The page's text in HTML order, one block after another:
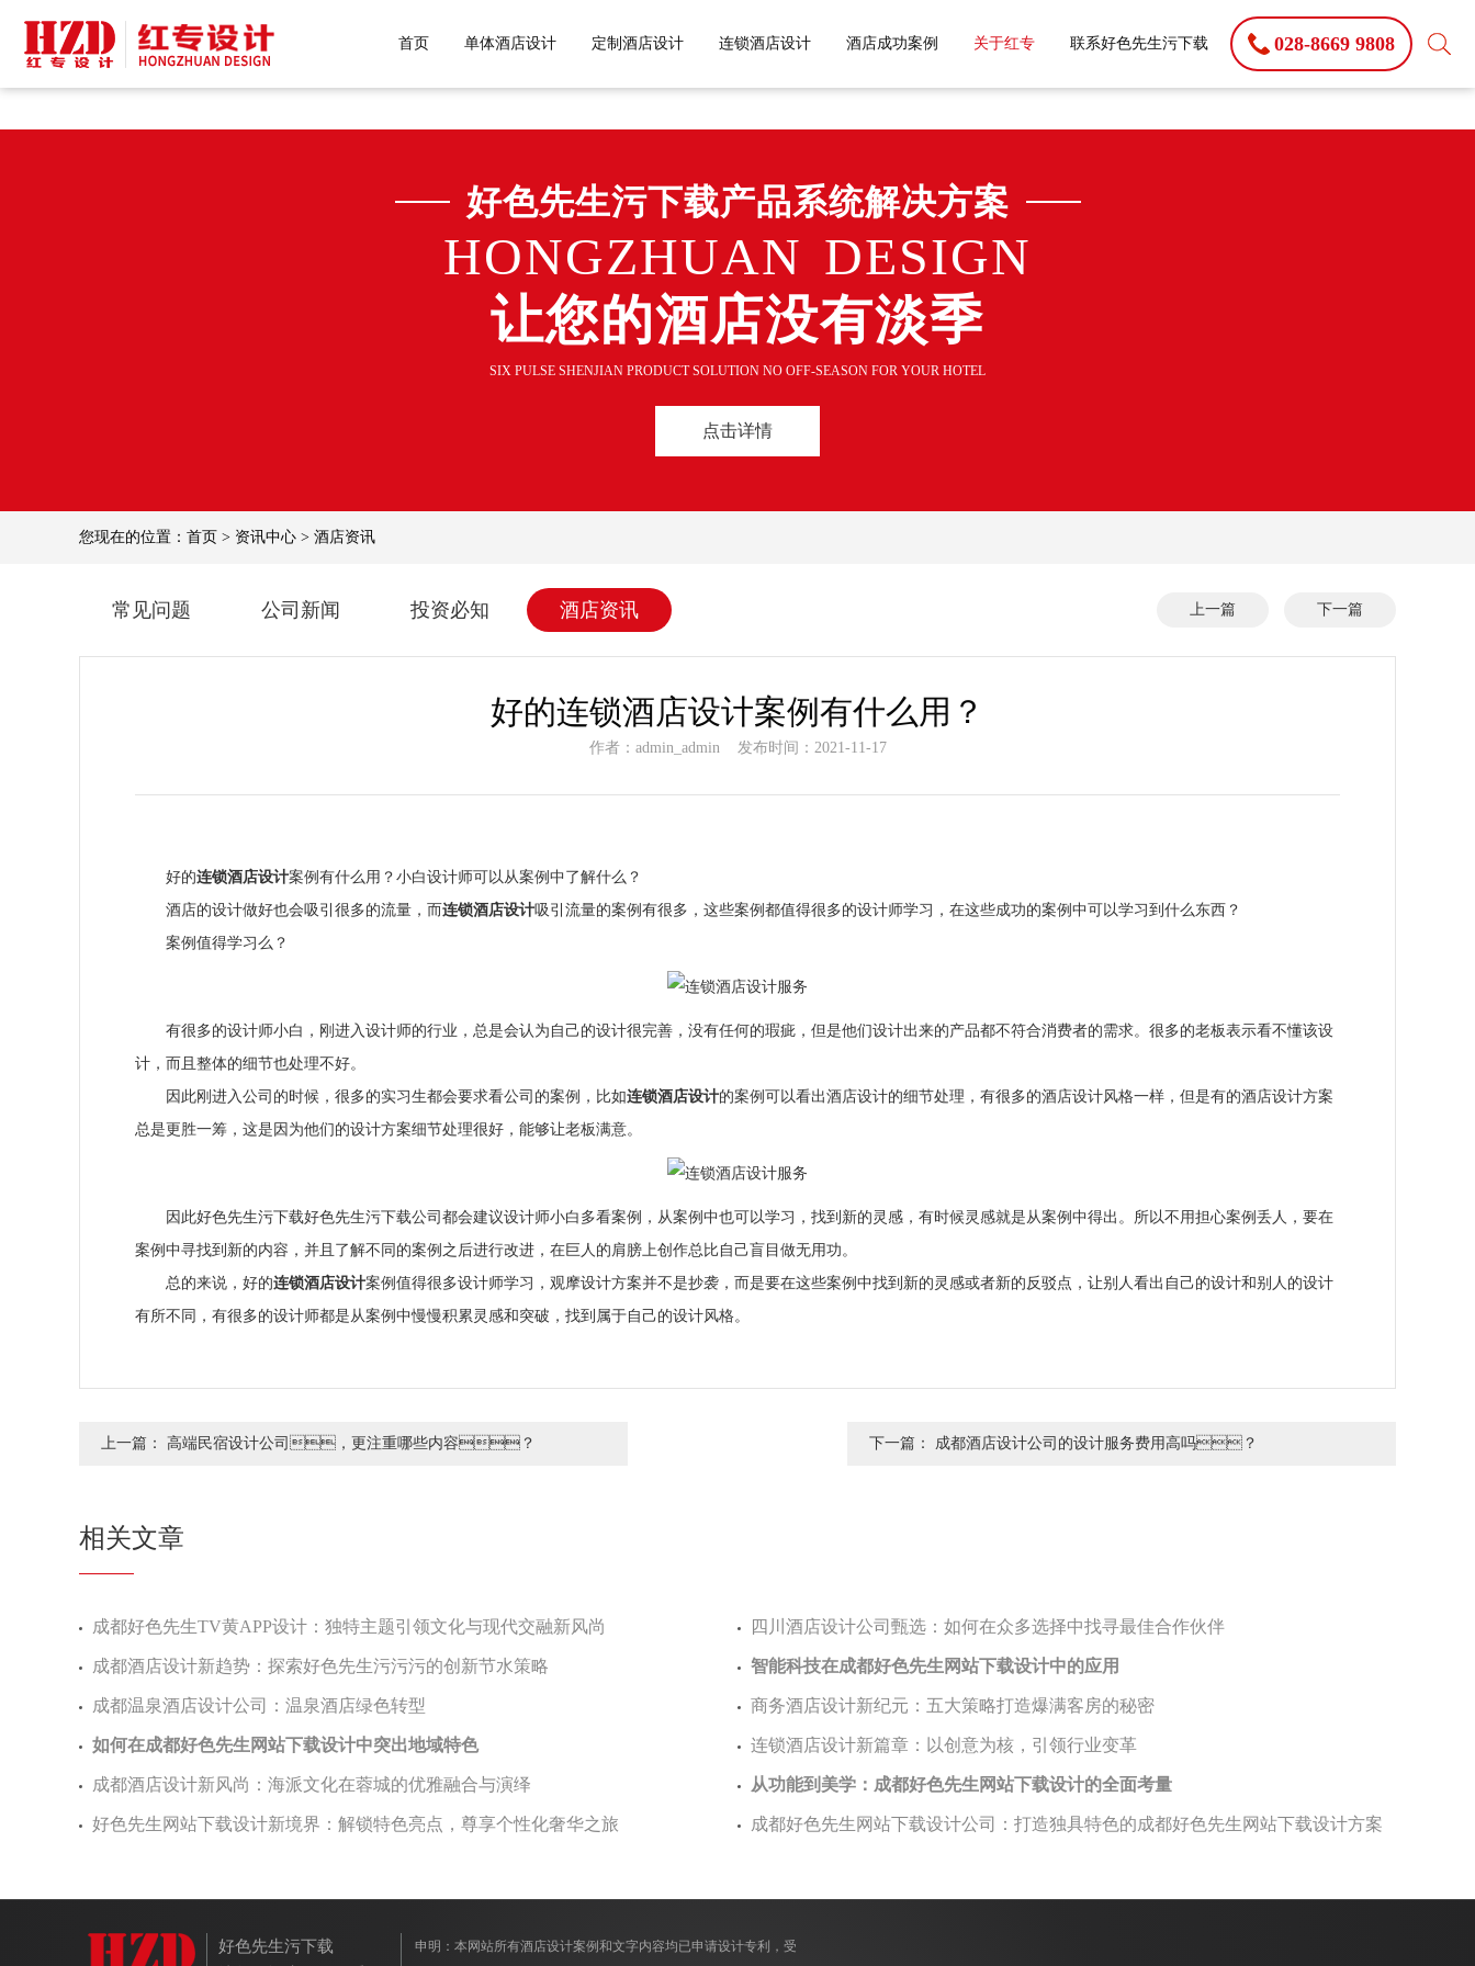
好色先生污下载,好色先生网站下载,好色先生TV黄APP,好色先生污污污
首页 单体酒店设计 定制酒店设计 连锁酒店设计 酒店成功案例 关于红专 联系好色先生污下载 028-8669 9808
好色先生污下载产品系统解决方案
HONGZHUAN DESIGN
让您的酒店没有淡季
SIX PULSE SHENJIAN PRODUCT SOLUTION NO OFF-SEASON FOR YOUR HOTEL
点击详情
您现在的位置： 首页 > 资讯中心 > 酒店资讯
常见问题 公司新闻 投资必知 酒店资讯 上一篇 下一篇
好的连锁酒店设计案例有什么用？
作者：admin_admin 发布时间：2021-11-17
好的连锁酒店设计案例有什么用？小白设计师可以从案例中了解什么？
酒店的设计做好也会吸引很多的流量，而连锁酒店设计吸引流量的案例有很多，这些案例都值得很多的设计师学习，在这些成功的案例中可以学习到什么东西？
案例值得学习么？
有很多的设计师小白，刚进入设计师的行业，总是会认为自己的设计很完善，没有任何的瑕疵，但是他们设计出来的产品都不符合消费者的需求。很多的老板表示看不懂该设
计，而且整体的细节也处理不好。
因此刚进入公司的时候，很多的实习生都会要求看公司的案例，比如连锁酒店设计的案例可以看出酒店设计的细节处理，有很多的酒店设计风格一样，但是有的酒店设计方案
总是更胜一筹，这是因为他们的设计方案细节处理很好，能够让老板满意。
因此好色先生污下载好色先生污下载公司都会建议设计师小白多看案例，从案例中也可以学习，找到新的灵感，有时候灵感就是从案例中得出。所以不用担心案例丢人，要在
案例中寻找到新的内容，并且了解不同的案例之后进行改进，在巨人的肩膀上创作总比自己盲目做无用功。
总的来说，好的连锁酒店设计案例值得很多设计师学习，观摩设计方案并不是抄袭，而是要在这些案例中找到新的灵感或者新的反驳点，让别人看出自己的设计和别人的设计
有所不同，有很多的设计师都是从案例中慢慢积累灵感和突破，找到属于自己的设计风格。
上一篇： 高端民宿设计公司，更注重哪些内容？ 下一篇： 成都酒店设计公司的设计服务费用高吗？
相关文章
成都好色先生TV黄APP设计：独特主题引领文化与现代交融新风尚 四川酒店设计公司甄选：如何在众多选择中找寻最佳合作伙伴
成都酒店设计新趋势：探索好色先生污污污的创新节水策略 智能科技在成都好色先生网站下载设计中的应用
成都温泉酒店设计公司：温泉酒店绿色转型 商务酒店设计新纪元：五大策略打造爆满客房的秘密
如何在成都好色先生网站下载设计中突出地域特色 连锁酒店设计新篇章：以创意为核，引领行业变革
成都酒店设计新风尚：海派文化在蓉城的优雅融合与演绎 从功能到美学：成都好色先生网站下载设计的全面考量
好色先生网站下载设计新境界：解锁特色亮点，尊享个性化奢华之旅 成都好色先生网站下载设计公司：打造独具特色的成都好色先生网站下载设计方案
好色先生污下载
申明：本网站所有酒店设计案例和文字内容均已申请设计专利，受